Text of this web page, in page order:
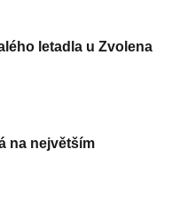
letadla u Zvolena
na největším